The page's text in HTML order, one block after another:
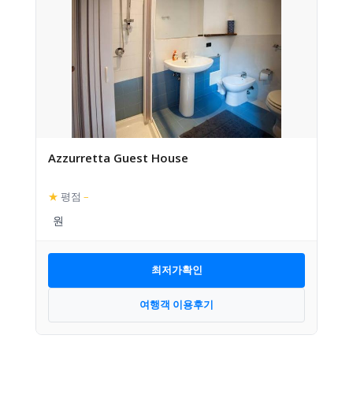
Azzurretta Guest House
★ 평점 –
최저가확인
여행객 이용후기